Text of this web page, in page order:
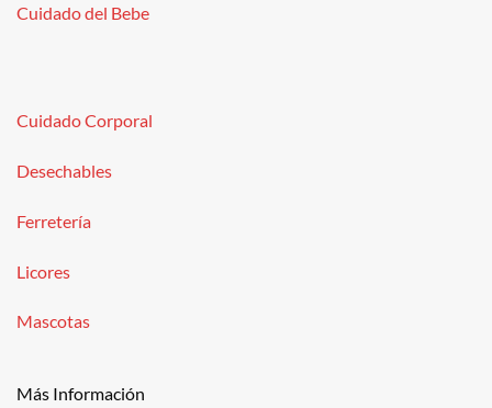
Cuidado del Bebe
Cuidado Corporal
Desechables
Ferretería
Licores
Mascotas
Más Información